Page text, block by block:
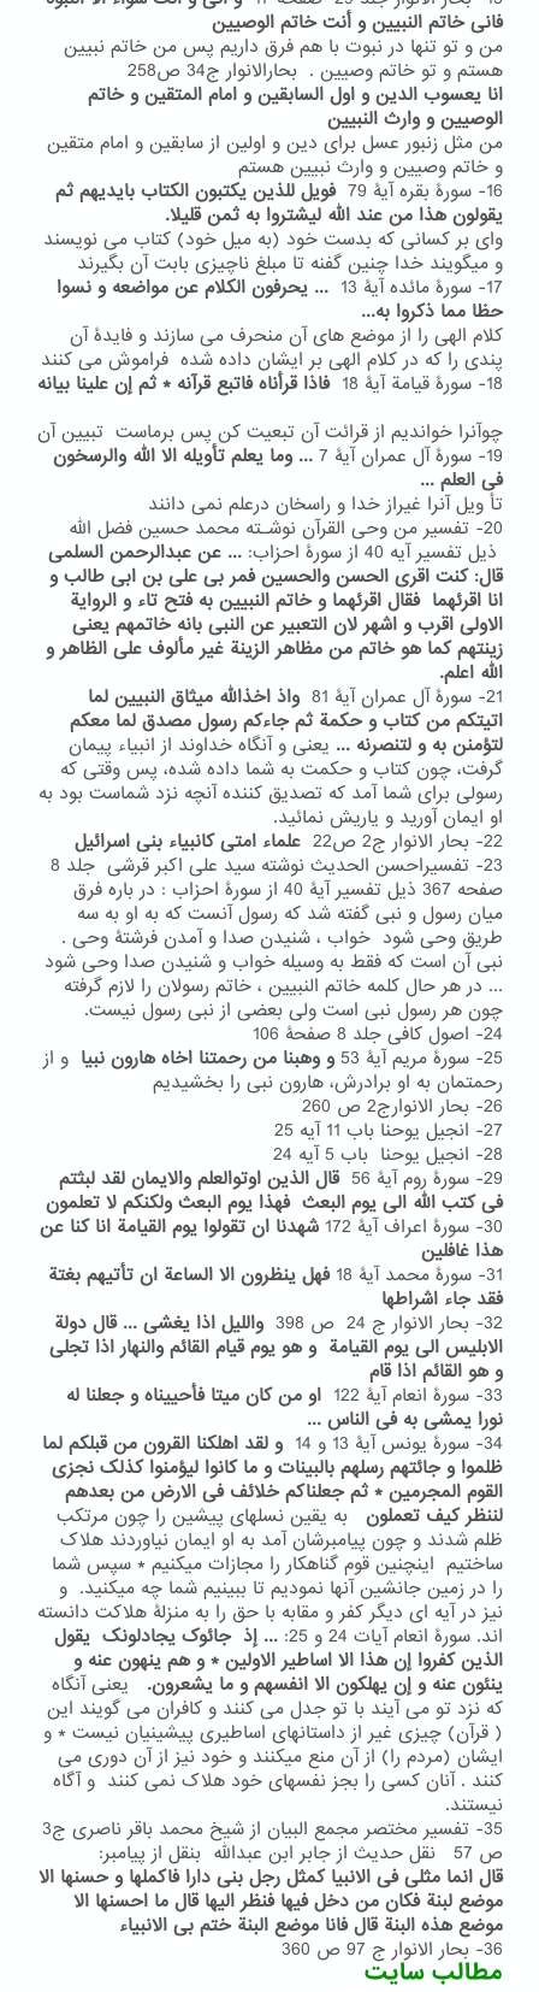
فانی خاتم النبیین و أنت خاتم الوصیین
من و تو تنها در نبوت با هم فرق داریم پس من خاتم نبیین
هستم و تو خاتم وصیین . بحارالانوار ج34 ص258
انا یعسوب الدین و اول السابقین و امام المتقین و خاتم
الوصیین و وارث النبیین
من مثل زنبور عسل برای دین و اولین از سابقین و امام متقین
و خاتم وصیین و وارث نبیین هستم
16- سورۀ بقره آیۀ 79
فویل للذین یکتبون الکتاب بایدیهم ثم
یقولون هذا من عند الله لیشتروا به ثمن قلیلا.
وای بر کسانی که بدست خود (به میل خود) کتاب می نویسند
و میگویند خدا چنین گفنه تا مبلغ ناچیزی بابت آن بگیرند
17- سورۀ مائده آیۀ 13
... یحرفون الکلام عن مواضعه و نسوا
حظا مما ذکروا به...
کلام الهی را از موضع های آن منحرف می سازند و فایدۀ آن
پندی را که در کلام الهی بر ایشان داده شده فراموش می کنند
18- سورۀ قیامة آیۀ 18
فاذا قرأناه فاتبع قرآنه * ثم إن علینا بیانه
چوآنرا خواندیم از قرائت آن تبعیت کن پس برماست تبیین آن
19- سورۀ آل عمران آیۀ 7
... وما یعلم تأویله الا الله والرسخون
فی العلم ...
تأ ویل آنرا غیراز خدا و راسخان درعلم نمی دانند
20- تفسیر من وحی القرآن نوشـته محمد حسین فضل الله
ذیل تفسیر آیه 40 از سورۀ احزاب:
... عن عبدالرحمن السلمی
قال: کنت اقری الحسن والحسین فمر بی علی بن ابی طالب و
انا اقرئهما فقال اقرئهما و خاتم النبیین به فتح تاء و الروایة
الاولی اقرب و اشهر لان التعبیر عن النبی بانه خاتمهم یعنی
زینتهم کما هو خاتم من مظاهر الزینة غیر مألوف علی الظاهر و
الله اعلم.
21- سورۀ آل عمران آیۀ 81
واذ اخذالله میثاق النبیین لما
اتیتکم من کتاب و حکمة ثم جاءکم رسول مصدق لما معکم
لتؤمنن به و لتنصرنه ... یعنی و آنگاه خداوند از انبیاء پیمان
گرفت، چون کتاب و حکمت به شما داده شده، پس وقتی که
رسولی برای شما آمد که تصدیق کننده آنچه نزد شماست بود به
او ایمان آورید و یاریش نمائید.
22- بحار الانوار ج2 ص22
علماء امتی کانبیاء بنی اسرائیل
صفحه 367 ذیل تفسیر آیۀ 40 از سورۀ احزاب : در باره فرق
میان رسول و نبی گفته شد که رسول آنست که به او به سه
طریق وحی شود خواب ، شنیدن صدا و آمدن فرشتۀ وحی .
نبی آن است که فقط به وسیله خواب و شنیدن صدا وحی شود
... در هر حال کلمه خاتم النبیین ، خاتم رسولان را لازم گرفته
چون هر رسول نبی است ولی بعضی از نبی رسول نیست.
24- اصول کافی جلد 8 صفحۀ 106
25- سورۀ مریم آیۀ 53
و وهبنا من رحمتنا اخاه هارون نبیا و از
رحمتمان به او برادرش، هارون نبی را بخشیدیم
26- بحار الانوارج2 ص 260
27- انجیل یوحنا باب 11 آیه 25
28- انجیل یوحنا باب 5 آیه 24
29- سورۀ روم آیۀ 56
قال الذین اوتوالعلم والایمان لقد لبثتم
فی کتب الله الی یوم البعث فهذا یوم البعث ولکنکم لا تعلمون
30- سورۀ اعراف آیۀ 172
شهدنا ان تقولوا یوم القیامة انا کنا عن
هذا غافلین
31- سورۀ محمد آیۀ 18
فهل ینظرون الا الساعة ان تأتیهم بغتة
فقد جاء اشراطها
32- بحار الانوار ج 24 ص 398
واللیل اذا یغشی ... قال دولة
الابلیس الی یوم القیامة و هو یوم قیام القائم والنهار اذا تجلی
و هو القائم اذا قام
33- سورۀ انعام آیۀ 122
او من کان میتا فأحییناه و جعلنا له
نورا یمشی به فی الناس ...
34- سورۀ یونس آیۀ 13 و 14
و لقد اهلکنا القرون من قبلکم لما
ظلموا و جائتهم رسلهم بالبینات و ما کانوا لیؤمنوا کذلک نجزی
القوم المجرمین * ثم جعلناکم خلائف فی الارض من بعدهم
لننظر کیف تعملون
به یقین نسلهای پیشین را چون مرتکب
ظلم شدند و چون پیامبرشان آمد به او ایمان نیاوردند هلاک
ساختیم اینچنین قوم گناهکار را مجازات میکنیم * سپس شما
را در زمین جانشین آنها نمودیم تا ببینیم شما چه میکنید. و
نیز در آیه ای دیگر کفر و مقابه با حق را به منزلۀ هلاکت دانسته
اند. سورۀ انعام آیات 24 و 25:
... إذ جائوک یجادلونک یقول
الذین کفروا إن هذا الا اساطیر الاولین * و هم ینهون عنه و
ینئون عنه و إن یهلکون الا انفسهم و ما یشعرون.
یعنی آنگاه
که نزد تو می آیند با تو جدل می کنند و کافران می گویند این
( قرآن) چیزی غیر از داستانهای اساطیری پیشینیان نیست * و
ایشان (مردم را) از آن منع میکنند و خود نیز از آن دوری می
کنند . آنان کسی را بجز نفسهای خود هلاک نمی کنند و آگاه
نیستند.
35- تفسیر مختصر مجمع البیان از شیخ محمد باقر ناصری ج3
ص 57 نقل حدیث از جابر ابن عبدالله بنقل از پیامبر:
قال انما مثلی فی الانبیا کمثل رجل بنی دارا فاکملها و حسنها الا
موضع لبنة فکان من دخل فیها فنظر الیها قال ما احسنها الا
موضع هذه البنة قال فانا موضع البنة ختم بی الانبیاء
36- بحار الانوار ج 97 ص 360
مطالب سایت